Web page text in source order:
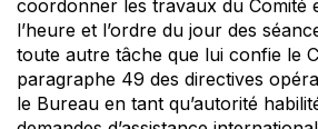
coordonner les travaux du Comité
l’heure et l’ordre du jour des
toute autre tâche que lui confie le
paragraphe 49 des directives
le Bureau en tant qu’autorité